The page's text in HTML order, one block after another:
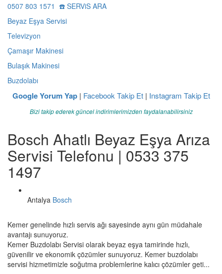
0507 803 1571 ☎️ SERViS ARA
Beyaz Eşya Servisi
Televizyon
Çamaşır Makinesi
Bulaşık Makinesi
Buzdolabı
Google Yorum Yap| Facebook Takip Et| Instagram Takip Et
Bizi takip ederek güncel indirimlerimizden faydalanabilirsiniz
Bosch Ahatlı Beyaz Eşya Arıza
Servisi Telefonu | 0533 375
1497
Antalya Bosch
Kemer genelinde hızlı servis ağı sayesinde aynı gün müdahale
avantajı sunuyoruz.
Kemer Buzdolabı Servisi olarak beyaz eşya tamirinde hızlı,
güvenilir ve ekonomik çözümler sunuyoruz. Kemer buzdolabı
servisi hizmetimizle soğutma problemlerine kalıcı çözümler geti...